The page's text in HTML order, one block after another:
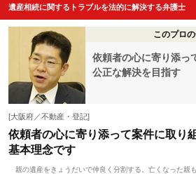
遺産相続に関するトラブルを法的に解決する弁護士
このプロ
依頼者の心に寄り添っ
公正な解決を目指す
[大阪府／不動産・登記]
依頼者の心に寄り添って案件に取り
基本理念です
親の遺産をきょうだいで仲良く分割する。亡くなった親